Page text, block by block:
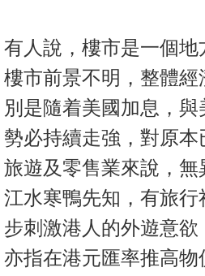
有人說，樓市是一個地
樓市前景不明，整體
別是隨着美國加息，
勢必持續走強，對原
旅遊及零售業來說，
江水寒鴨先知，有旅
步刺激港人的外遊意
亦指在港元匯率推高